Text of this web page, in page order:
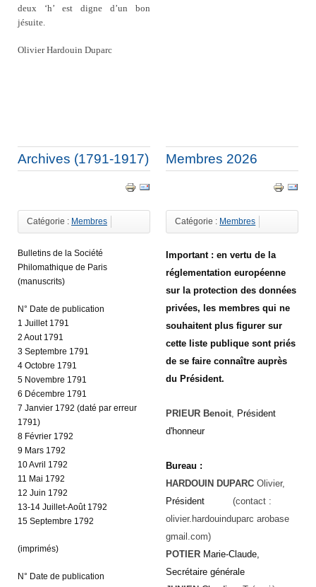
deux ‘h’ est digne d’un bon
jésuite.
Olivier Hardouin Duparc
Archives (1791-1917)
Catégorie : Membres
Bulletins de la Société
Philomathique de Paris
(manuscrits)
N° Date de publication
1 Juillet 1791
2 Aout 1791
3 Septembre 1791
4 Octobre 1791
5 Novembre 1791
6 Décembre 1791
7 Janvier 1792 (daté par erreur
1791)
8 Février 1792
9 Mars 1792
10 Avril 1792
11 Mai 1792
12 Juin 1792
13-14 Juillet-Août 1792
15 Septembre 1792
(imprimés)
N° Date de publication
Membres 2026
Catégorie : Membres
Important : en vertu de la
réglementation européenne
sur la protection des données
privées, les membres qui ne
souhaitent plus figurer sur
cette liste publique sont priés
de se faire connaître auprès
du Président.
PRIEUR Benoit, Président
d'honneur
Bureau :
HARDOUIN DUPARCOlivier,
Président(contact :
olivier.hardouinduparc arobase
gmail.com)
POTIER Marie-Claude,
Secrétaire générale